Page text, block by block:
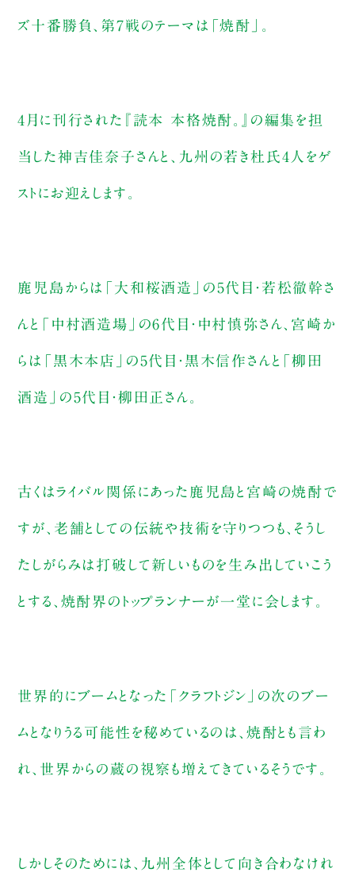
ズ十番勝負、第7戦のテーマは「焼酎」。
4月に刊行された『読本 本格焼酎。』の編集を担
当した神吉佳奈子さんと、九州の若き杜氏4人をゲ
ストにお迎えします。
鹿児島からは「大和桜酒造」の5代目・若松徹幹さ
んと「中村酒造場」の6代目・中村慎弥さん、宮崎か
らは「黒木本店」の5代目・黒木信作さんと「柳田
酒造」の5代目・柳田正さん。
古くはライバル関係にあった鹿児島と宮崎の焼酎で
すが、老舗としての伝統や技術を守りつつも、そうし
たしがらみは打破して新しいものを生み出していこう
とする、焼酎界のトップランナーが一堂に会します。
世界的にブームとなった「クラフトジン」の次のブー
ムとなりうる可能性を秘めているのは、焼酎とも言わ
れ、世界からの蔵の視察も増えてきているそうです。
しかしそのためには、九州全体として向き合わなけれ